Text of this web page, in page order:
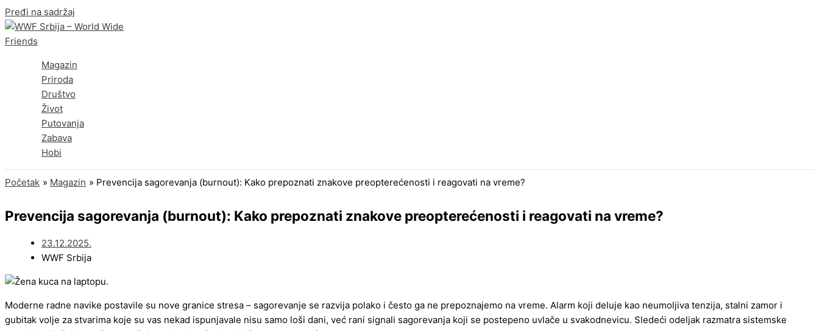
Pređi na sadržaj
Magazin
Priroda
Društvo
Život
Putovanja
Zabava
Hobi
Početak Magazin Prevencija sagorevanja (burnout): Kako prepoznati znakove preopterećenosti i reagovati na vreme?
Prevencija sagorevanja (burnout): Kako prepoznati znakove preopterećenosti i reagovati na vreme?
23.12.2025.
WWF Srbija
Moderne radne navike postavile su nove granice stresa – sagorevanje se razvija polako i često ga ne prepoznajemo na vreme. Alarm koji deluje kao neumoljiva tenzija, stalni zamor i
gubitak volje za stvarima koje su vas nekad ispunjavale nisu samo loši dani, već rani signali sagorevanja koji se postepeno uvlače u svakodnevicu. Sledeći odeljak razmatra sistemske